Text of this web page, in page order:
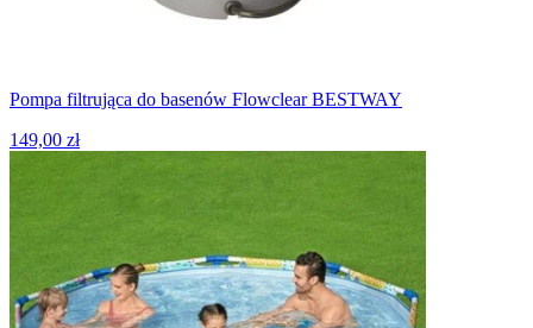
Pompa filtrująca do basenów Flowclear BESTWAY
149,00 zł